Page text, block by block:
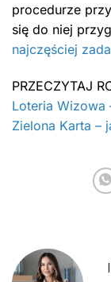
procedurze
się do niej
najczęściej
PRZECZYTAJ
Loteria Wizowa
Zielona Karta –